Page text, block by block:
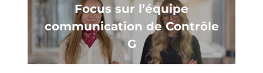
Focus sur l’équipe
communication de Contrôle
G